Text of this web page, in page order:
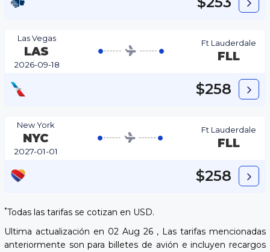
Las Vegas
LAS
2026-09-18
Ft Lauderdale
FLL
$258
New York
NYC
2027-01-01
Ft Lauderdale
FLL
$258
*Todas las tarifas se cotizan en USD.
Ultima actualización en 02 Aug 26 , Las tarifas mencionadas
anteriormente son para billetes de avión e incluyen recargos